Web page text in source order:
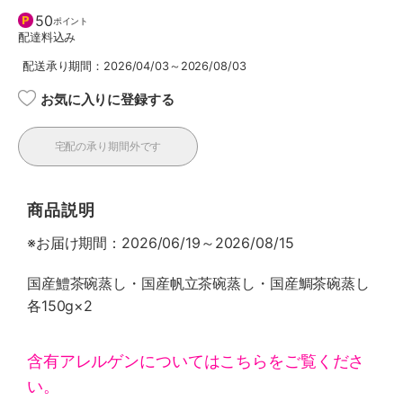
50ポイント
配達料込み
配送承り期間：2026/04/03～2026/08/03
お気に入りに登録する
宅配の承り期間外です
商品説明
※お届け期間：2026/06/19～2026/08/15
国産鱧茶碗蒸し・国産帆立茶碗蒸し・国産鯛茶碗蒸し
各150g×2
含有アレルゲンについてはこちらをご覧くださ
い。